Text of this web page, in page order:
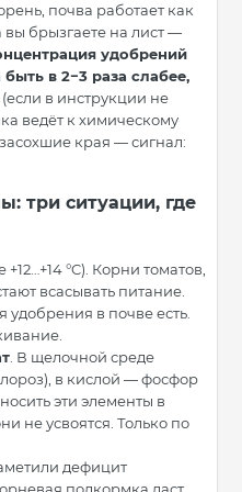
почва работает как
вы брызгаете на лист —
удобрений
в 2−3 раза слабее,
(если в инструкции не
ведёт к химическому
края — сигнал:
три ситуации, где
+12…+14 °C). Корни томатов,
всасывать питание.
удобрения в почве есть.
. В щелочной среде
в кислой — фосфор
эти элементы в
не усвоятся. Только по
дефицит